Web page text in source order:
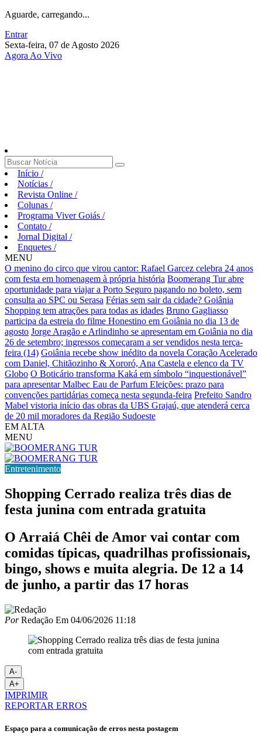
Aguarde, carregando...
Entrar
Sexta-feira, 07 de Agosto 2026
Agora Ao Vivo
Início /
Notícias /
Revista Online /
Colunas /
Programa Viver Goiás /
Contato /
Jornal Digital /
Enquetes /
MENU
O menino do circo que virou cantor: Rafael Garcez celebra 24 anos
com festa em homenagem à própria história Boomerang Tur abre
oportunidade para viajar a Porto Seguro pagando no boleto, sem
consulta ao SPC ou Serasa Férias sem sair da cidade? Goiânia
Shopping tem atrações para todas as idades Bruno Gagliasso
participa da estreia do filme Honestino em Goiânia no dia 13 de
agosto Jorge Aragão e Arlindinho se apresentam em Goiânia no dia
26 de setembro; ingressos começaram a ser vendidos nesta terça-
feira (14) Goiânia recebe show inédito da novela Coração Acelerado
com Daniel, Chitãozinho & Xororó, Ana Castela e elenco da TV
Globo O Boticário transforma Kaká em símbolo “inquestionável”
para apresentar Malbec Eau de Parfum Eleições: prazo para
convenções partidárias começa nesta segunda-feira Prefeito Sandro
Mabel vistoria início das obras da UBS Grajaú, que atenderá cerca
de 20 mil moradores da Região Sudoeste
EM ALTA
MENU
Entretenimento
Shopping Cerrado realiza três dias de
festa junina com entrada gratuita
O Arraiá Chêi de Amor vai contar com
comidas típicas, quadrilhas profissionais,
bingo, shows e muita alegria. De 12 a 14
de junho, a partir das 17 horas
PorRedação Em 04/06/2026 11:18
A-
A+
IMPRIMIR
REPORTAR ERROS
Espaço para a comunicação de erros nesta postagem